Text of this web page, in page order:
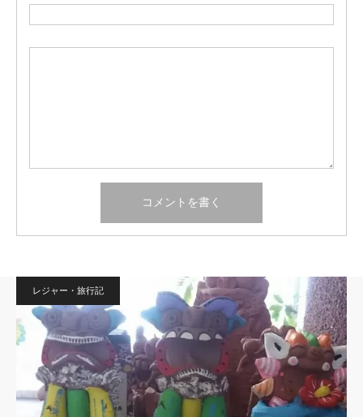
レジャー・旅行記